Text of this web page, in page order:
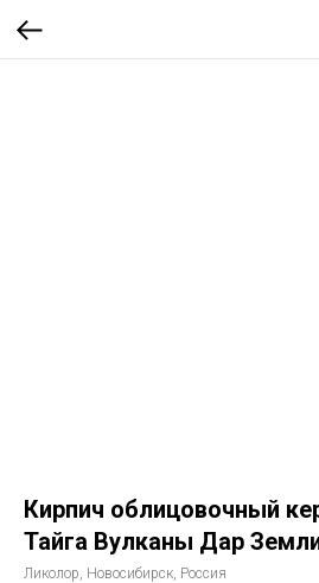
Кирпич облицовочный
Тайга Вулканы Дар
Ликолор, Новосибирск, Россия